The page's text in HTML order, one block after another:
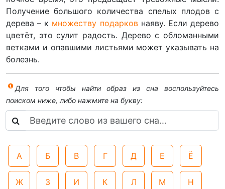
Получение большого количества спелых плодов с
дерева – к множеству подарковнаяву. Если дерево
цветёт, это сулит радость. Дерево с обломанными
ветками и опавшими листьями может указывать на
болезнь.
Для того чтобы найти образ из сна воспользуйтесь
поиском ниже, либо нажмите на букву:
А Б В Г Д Е Ё
Ж З И К Л М Н